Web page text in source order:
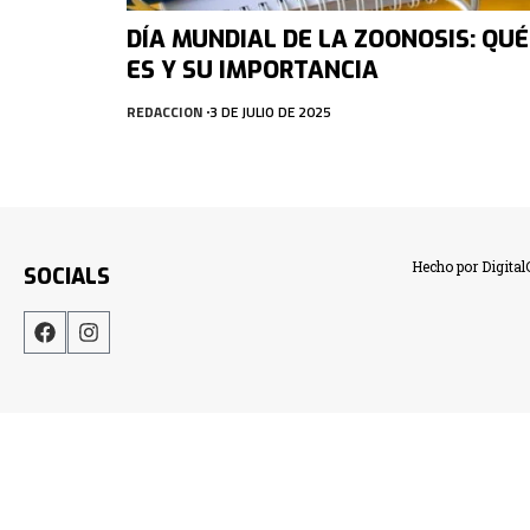
DÍA MUNDIAL DE LA ZOONOSIS: QUÉ
ES Y SU IMPORTANCIA
REDACCION 3 DE JULIO DE 2025
SOCIALS Hecho por